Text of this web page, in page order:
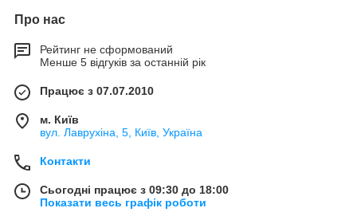
Про нас
Рейтинг не сформований
Менше 5 відгуків за останній рік
Працює з 07.07.2010
м. Київ
вул. Лаврухіна, 5, Київ, Україна
Контакти
Сьогодні працює з 09:30 до 18:00
Показати весь графік роботи